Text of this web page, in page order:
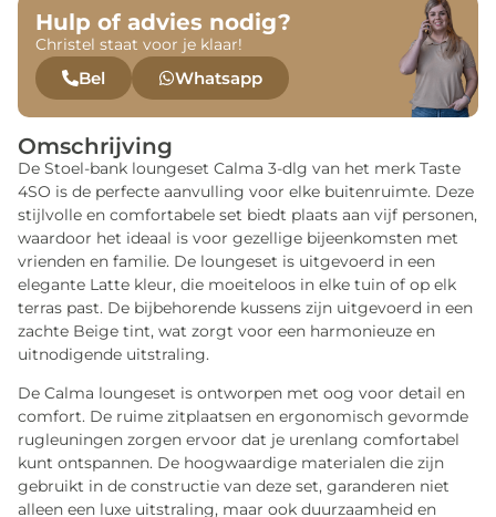
Hulp of advies nodig?
Christel staat voor je klaar!
Bel Whatsapp
Omschrijving
De Stoel-bank loungeset Calma 3-dlg van het merk Taste
4SO is de perfecte aanvulling voor elke buitenruimte. Deze
stijlvolle en comfortabele set biedt plaats aan vijf personen,
waardoor het ideaal is voor gezellige bijeenkomsten met
vrienden en familie. De loungeset is uitgevoerd in een
elegante Latte kleur, die moeiteloos in elke tuin of op elk
terras past. De bijbehorende kussens zijn uitgevoerd in een
zachte Beige tint, wat zorgt voor een harmonieuze en
uitnodigende uitstraling.
De Calma loungeset is ontworpen met oog voor detail en
comfort. De ruime zitplaatsen en ergonomisch gevormde
rugleuningen zorgen ervoor dat je urenlang comfortabel
kunt ontspannen. De hoogwaardige materialen die zijn
gebruikt in de constructie van deze set, garanderen niet
alleen een luxe uitstraling, maar ook duurzaamheid en